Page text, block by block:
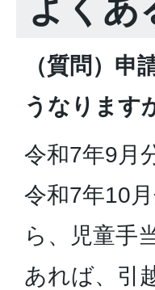
よくあ
（質問）
うなります
令和7年9月
令和7年10
ら、児童手
あれば、引